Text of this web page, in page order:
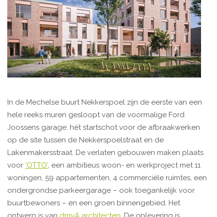
In de Mechelse buurt Nekkerspoel zijn de eerste van een
hele reeks muren gesloopt van de voormalige Ford
Joossens garage: hét startschot voor de afbraakwerken
op de site tussen de Nekkerspoelstraat en de
Lakenmakersstraat. De verlaten gebouwen maken plaats
voor ‘OTTO’, een ambitieus woon- en werkproject met 11
woningen, 59 appartementen, 4 commerciële ruimtes, een
ondergrondse parkeergarage – ook toegankelijk voor
buurtbewoners – en een groen binnengebied. Het